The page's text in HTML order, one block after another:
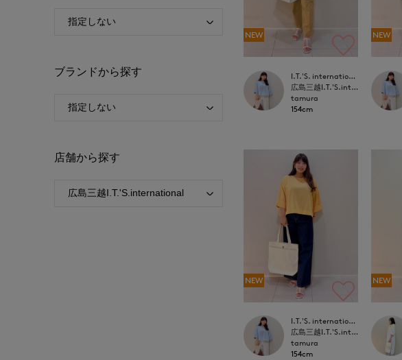
NEW
I.T.'S. international
広島三越I.T.'S.international
tamura
154cm
NEW
NEW
I.T.'S. international
広島三越I.T.'S.international
tamura
154cm
NEW
ブランドから探す
店舗から探す